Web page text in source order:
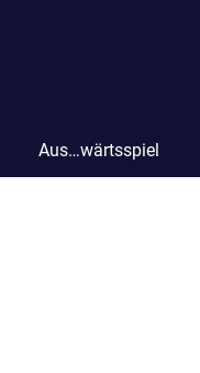
Aus…wärtsspiel